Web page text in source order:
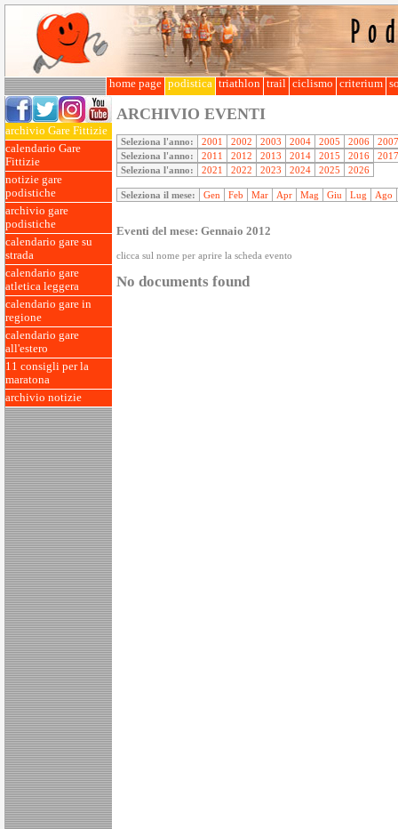
home page podistica triathlon trail ciclismo criterium
archivio Gare Fittizie
calendario Gare
Fittizie
notizie gare
podistiche
archivio gare
podistiche
calendario gare su
strada
calendario gare
atletica leggera
calendario gare in
regione
calendario gare
all'estero
11 consigli per la
maratona
archivio notizie
ARCHIVIO EVENTI
Seleziona l'anno: 2001 2002 2003 2004 2005 2006
2007
Seleziona l'anno:
2011 2012 2013 2014 2015 2016
2017
Seleziona l'anno:
2021 2022 2023 2024 2025 2026
Seleziona il mese: Gen Feb Mar Apr Mag Giu Lug Ago
Eventi del mese: Gennaio 2012
clicca sul nome per aprire la scheda evento
No documents found